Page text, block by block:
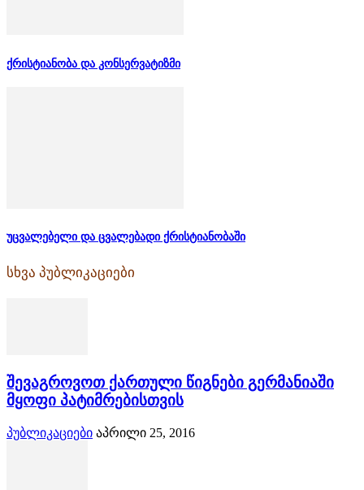
ქრისტიანობა და კონსერვატიზმი
უცვალებელი და ცვალებადი ქრისტიანობაში
სხვა პუბლიკაციები
შევაგროვოთ ქართული წიგნები გერმანიაში
მყოფი პატიმრებისთვის
პუბლიკაციები აპრილი 25, 2016